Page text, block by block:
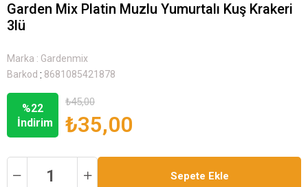
Garden Mix Platin Muzlu Yumurtalı Kuş Krakeri
3lü
Marka : Gardenmix
Barkod : 8681085421878
%22
İndirim
₺45,00
₺35,00